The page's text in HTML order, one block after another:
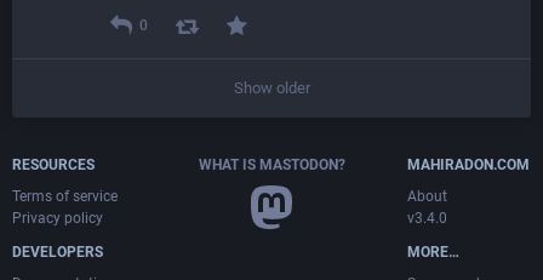
0
Show older
RESOURCES
Terms of service
Privacy policy
DEVELOPERS
WHAT IS MASTODON?
MAHIRADON.COM
About
v3.4.0
MORE…